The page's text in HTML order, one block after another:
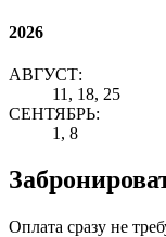
2026
АВГУСТ:
11, 18, 25
СЕНТЯБРЬ:
1, 8
Оплата сразу не